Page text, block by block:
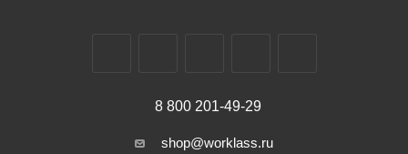
8 800 201-49-29
shop@worklass.ru